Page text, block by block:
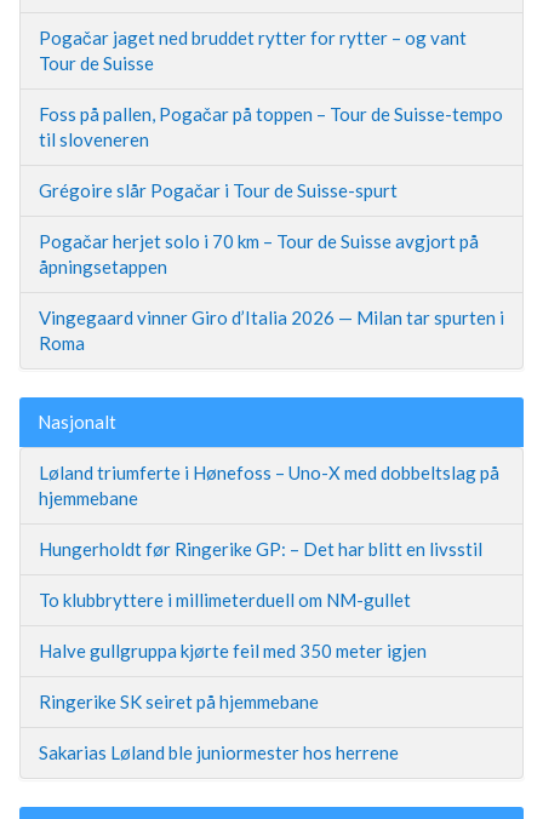
Pogačar jaget ned bruddet rytter for rytter – og vant
Tour de Suisse
Foss på pallen, Pogačar på toppen – Tour de Suisse-tempo
til sloveneren
Grégoire slår Pogačar i Tour de Suisse-spurt
Pogačar herjet solo i 70 km – Tour de Suisse avgjort på
åpningsetappen
Vingegaard vinner Giro d’Italia 2026 — Milan tar spurten i
Roma
Nasjonalt
Løland triumferte i Hønefoss – Uno-X med dobbeltslag på
hjemmebane
Hungerholdt før Ringerike GP: – Det har blitt en livsstil
To klubbryttere i millimeterduell om NM-gullet
Halve gullgruppa kjørte feil med 350 meter igjen
Ringerike SK seiret på hjemmebane
Sakarias Løland ble juniormester hos herrene